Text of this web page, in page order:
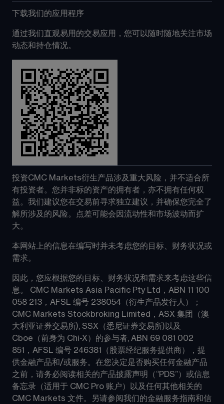
下载我们的应用程序
通过我们直观易用的交易应用，您可以随时随地关注市场
动态和持仓情况。
投资CMC Markets衍生产品涉及重大风险，并不适合所
有投资者。您并非标的资产的拥有者，亦不拥有任何权
益。我们建议您在交易前寻求独立建议，并确保您完全了
解所涉及的风险。点差可能会因流动性和市场波动而扩
大。
本网站上的信息在编写时并未考虑您的目标、财务状况或
需求。
因此，您应根据您的目标、财务状况和需求来考虑这些信
息。 CMC Markets Asia Pacific Pty Ltd，ABN 11 100
058 213，AFSL 编号 238054（衍生产品发行人）；
CMC Markets Stockbroking Limited，ASX 集团（澳
大利亚证券交易所), SSX（悉尼证券交易所)以及
Cboe（前身为 Chi-X）的参与者, ABN 69 081 002
851，AFSL 编号 246381（股票经纪服务提供商），提
供金融产品和/或服务。在您决定是否购买任何金融产品
之前，请务必阅读相关的产品披露声明（“PDS”）或信息
备忘录（适用于 CMC Pro 账户）以及任何其他相关的
CMC Markets 文件。另请参阅我们的金融服务指南和信